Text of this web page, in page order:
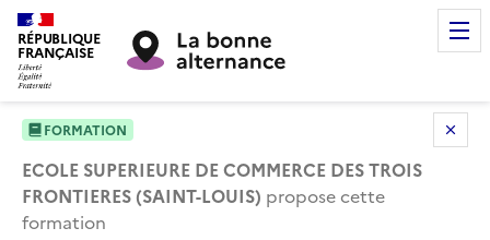
RÉPUBLIQUE
FRANÇAISE
FORMATION
ECOLE SUPERIEURE DE COMMERCE DES TROIS
FRONTIERES (SAINT-LOUIS) propose cette
formation